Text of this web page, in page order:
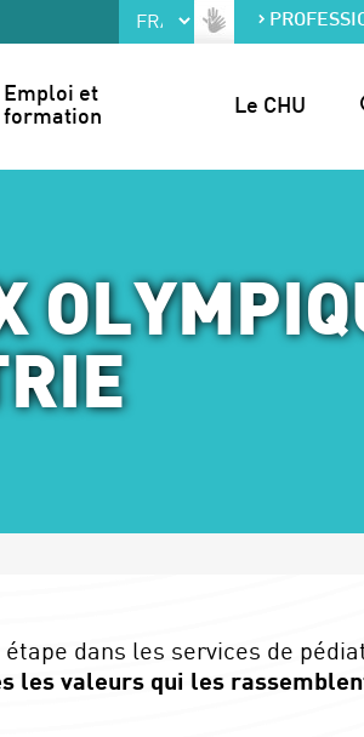
Emploi et
formation
Le CHU
dans les services de
les valeurs qui les